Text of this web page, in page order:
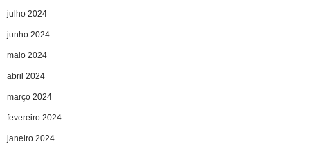
julho 2024
junho 2024
maio 2024
abril 2024
março 2024
fevereiro 2024
janeiro 2024